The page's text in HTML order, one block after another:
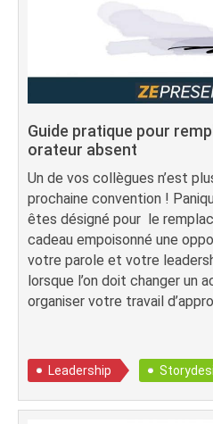
Guide pratique pour
orateur absent
Un de vos collègues n’est
prochaine convention !
êtes désigné pour le
cadeau empoisonné une
votre parole et votre
lorsque l’on doit changer un
organiser votre travail
Leadership